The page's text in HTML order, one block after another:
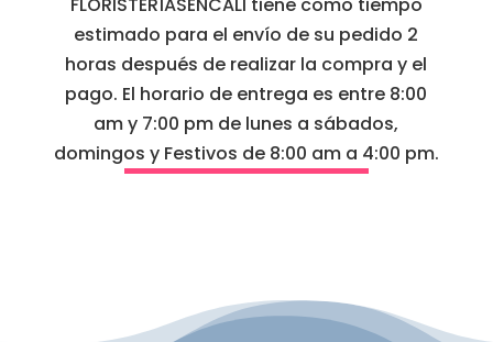
FLORISTERÍASENCALI tiene como tiempo
estimado para el envío de su pedido 2
horas después de realizar la compra y el
pago. El horario de entrega es entre 8:00
am y 7:00 pm de lunes a sábados,
domingos y Festivos de 8:00 am a 4:00 pm.